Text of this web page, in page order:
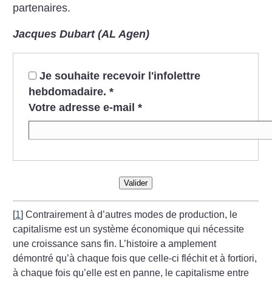
partenaires.
Jacques Dubart (AL Agen)
Je souhaite recevoir l'infolettre
hebdomadaire. *
Votre adresse e-mail *
Valider
[1]Contrairement à d’autres modes de production, le
capitalisme est un système économique qui nécessite
une croissance sans fin. L’histoire a amplement
démontré qu’à chaque fois que celle-ci fléchit et à fortiori,
à chaque fois qu’elle est en panne, le capitalisme entre